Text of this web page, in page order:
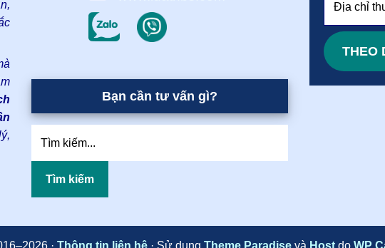
Bạn cần tư vấn gì?
kiếm...
chỉ
thư
điện
tử
(email)
THEO
· Thông tin liên hệ · Sử dụng Theme Paradise và Host do WP